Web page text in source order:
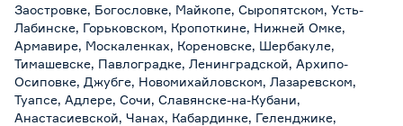
Заостровке, Богословке, Майкопе, Сыропятском, Усть-
Лабинске, Горьковском, Кропоткине, Нижней Омке,
Армавире, Москаленках, Кореновске, Шербакуле,
Тимашевске, Павлоградке, Ленинградской, Архипо-
Осиповке, Джубге, Новомихайловском, Лазаревском,
Туапсе, Адлере, Сочи, Славянске-на-Кубани,
Анастасиевской, Чанах, Кабардинке, Геленджике,